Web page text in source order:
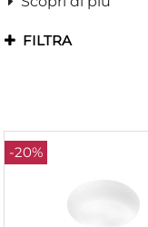
FILTRA
-20%